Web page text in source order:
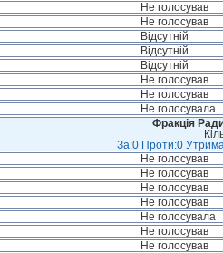
Не голосував
Не голосував
Відсутній
Відсутній
Відсутній
Не голосував
Не голосував
Не голосувала
Фракція
За:0 Проти:0
Не голосував
Не голосував
Не голосував
Не голосував
Не голосувала
Не голосував
Не голосував